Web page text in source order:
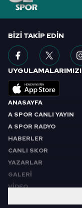
ANASAYFA
A SPOR CANLI YAYIN
A SPOR RADYO
HABERLER
CANLI SKOR
YAZARLAR
GALERİ
VİDEO
BIZI TAKIP EDIN